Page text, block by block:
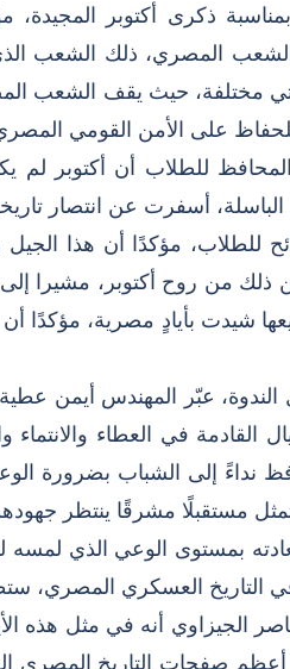
بمناسبة ذكرى أكتوبر
الشعب المصري، ذلك الشعب
مختلفة، حيث يقف الشعب
على الأمن القومي
للطلاب أن أكتوبر
الباسلة، أسفرت عن انتصار
للطلاب، مؤكدًا أن هذا
ذلك من روح أكتوبر،
شيدت بأيادٍ مصرية، مؤكدًا أن
الندوة، عبّر المهندس أيمن
القادمة في العطاء والانتماء
نداءً إلى الشباب بضرورة
تمثل مستقبلًا مشرقًا ينتظر
بمستوى الوعي الذي لمسه
في التاريخ العسكري المصري،
الجيزاوي أنه في مثل هذه